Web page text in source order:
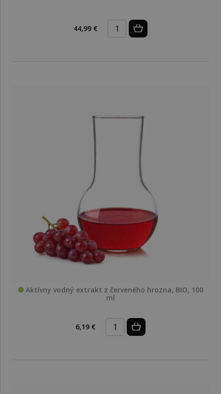
44,99 €
Aktívny vodný extrakt z červeného hrozna, BIO, 100
ml
6,19 €